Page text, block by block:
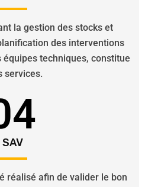
la gestion des stocks et
des interventions
techniques, constitue
services.
SAV
réalisé afin de valider le bon